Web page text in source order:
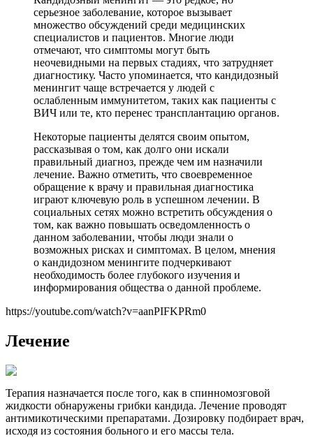
серьезное заболевание, которое вызывает
множество обсуждений среди медицинских
специалистов и пациентов. Многие люди
отмечают, что симптомы могут быть
неочевидными на первых стадиях, что затрудняет
диагностику. Часто упоминается, что кандидозный
менингит чаще встречается у людей с
ослабленным иммунитетом, таких как пациенты с
ВИЧ или те, кто перенес трансплантацию органов.
Некоторые пациенты делятся своим опытом,
рассказывая о том, как долго они искали
правильный диагноз, прежде чем им назначили
лечение. Важно отметить, что своевременное
обращение к врачу и правильная диагностика
играют ключевую роль в успешном лечении. В
социальных сетях можно встретить обсуждения о
том, как важно повышать осведомленность о
данном заболевании, чтобы люди знали о
возможных рисках и симптомах. В целом, мнения
о кандидозном менингите подчеркивают
необходимость более глубокого изучения и
информирования общества о данной проблеме.
https://youtube.com/watch?v=aanPIFKPRm0
Лечение
Терапия назначается после того, как в спинномозговой
жидкости обнаружены грибки кандида. Лечение проводят
антимикотическими препаратами. Дозировку подбирает врач,
исходя из состояния больного и его массы тела.